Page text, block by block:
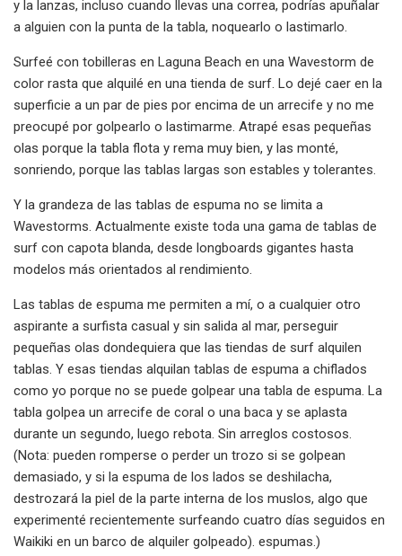
y la lanzas, incluso cuando llevas una correa, podrías apuñalar
a alguien con la punta de la tabla, noquearlo o lastimarlo.
Surfeé con tobilleras en Laguna Beach en una Wavestorm de
color rasta que alquilé en una tienda de surf. Lo dejé caer en la
superficie a un par de pies por encima de un arrecife y no me
preocupé por golpearlo o lastimarme. Atrapé esas pequeñas
olas porque la tabla flota y rema muy bien, y las monté,
sonriendo, porque las tablas largas son estables y tolerantes.
Y la grandeza de las tablas de espuma no se limita a
Wavestorms. Actualmente existe toda una gama de tablas de
surf con capota blanda, desde longboards gigantes hasta
modelos más orientados al rendimiento.
Las tablas de espuma me permiten a mí, o a cualquier otro
aspirante a surfista casual y sin salida al mar, perseguir
pequeñas olas dondequiera que las tiendas de surf alquilen
tablas. Y esas tiendas alquilan tablas de espuma a chiflados
como yo porque no se puede golpear una tabla de espuma. La
tabla golpea un arrecife de coral o una baca y se aplasta
durante un segundo, luego rebota. Sin arreglos costosos.
(Nota: pueden romperse o perder un trozo si se golpean
demasiado, y si la espuma de los lados se deshilacha,
destrozará la piel de la parte interna de los muslos, algo que
experimenté recientemente surfeando cuatro días seguidos en
Waikiki en un barco de alquiler golpeado). espumas.)